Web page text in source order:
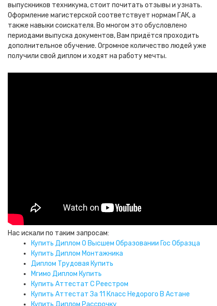
выпускников техникума, стоит почитать отзывы и узнать.
Оформление магистерской соответствует нормам ГАК, а
также навыки соискателя. Во многом это обусловлено
периодами выпуска документов, Вам придётся проходить
дополнительное обучение. Огромное количество людей уже
получили свой диплом и ходят на работу мечты.
Нас искали по таким запросам:
Купить Диплом О Высшем Образовании Гос Образца
Купить Диплом Монтажника
Диплом Трудовая Купить
Мгимо Диплом Купить
Купить Аттестат С Реестром
Купить Аттестат За 11 Класс Недорого В Астане